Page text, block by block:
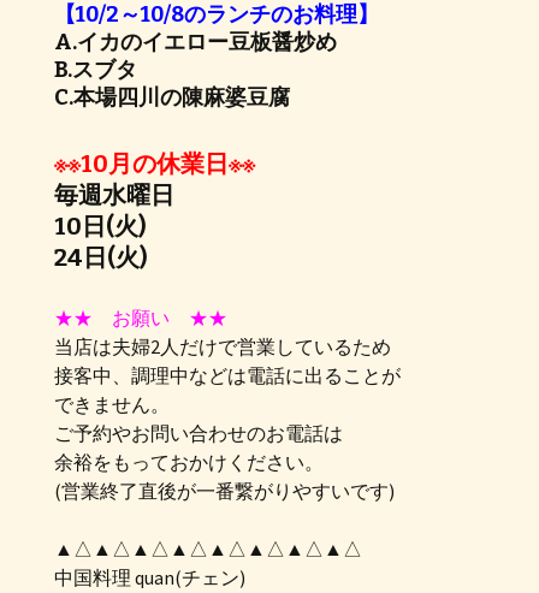
【10/2～10/8のランチのお料理】
A.イカのイエロー豆板醤炒め
B.スブタ
C.本場四川の陳麻婆豆腐
※※10月の休業日※※
毎週水曜日
10日(火)
24日(火)
★★ お願い ★★
当店は夫婦2人だけで営業しているため
接客中、調理中などは電話に出ることが
できません。
ご予約やお問い合わせのお電話は
余裕をもっておかけください。
(営業終了直後が一番繋がりやすいです)
▲△▲△▲△▲△▲△▲△▲△▲△
中国料理 quan(チェン)